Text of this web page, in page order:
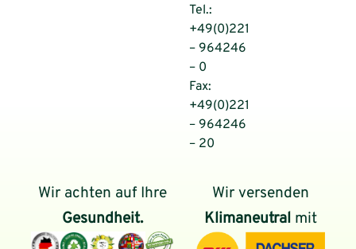
Tel.:
+49(0)221
– 964246
– 0
Fax:
+49(0)221
– 964246
– 20
Wir achten auf Ihre
Gesundheit.
Wir versenden
Klimaneutral mit